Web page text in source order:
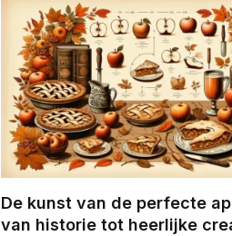
De kunst van de perfecte
van historie tot heerlijke